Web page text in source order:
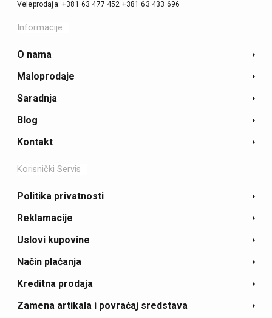
Veleprodaja: +381 63 477 452 +381 63 433 696
Informacije
O nama
Maloprodaje
Saradnja
Blog
Kontakt
Korisnički Servis
Politika privatnosti
Reklamacije
Uslovi kupovine
Način plaćanja
Kreditna prodaja
Zamena artikala i povraćaj sredstava